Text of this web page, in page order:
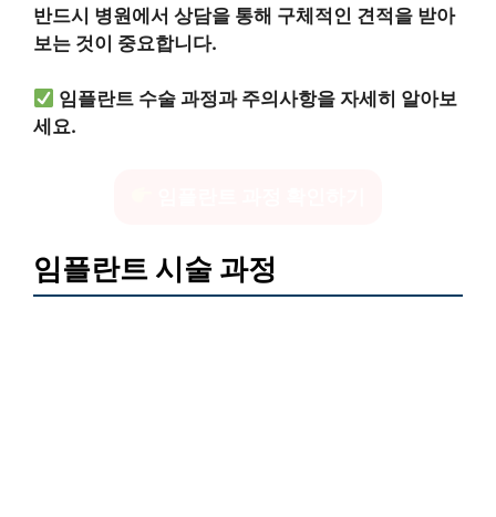
반드시 병원에서 상담을 통해 구체적인 견적을 받아
보는 것이 중요합니다.
임플란트 수술 과정과 주의사항을 자세히 알아보
세요.
임플란트 시술 과정